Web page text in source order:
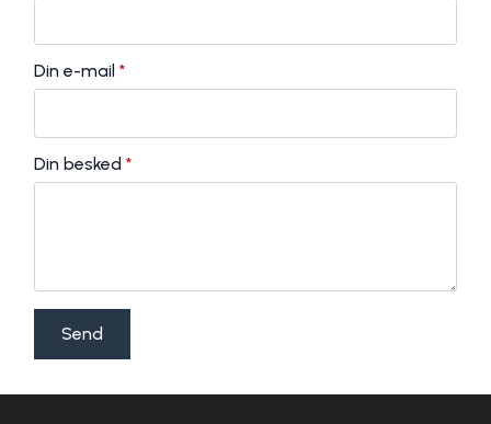
Din e-mail *
Din besked *
Send